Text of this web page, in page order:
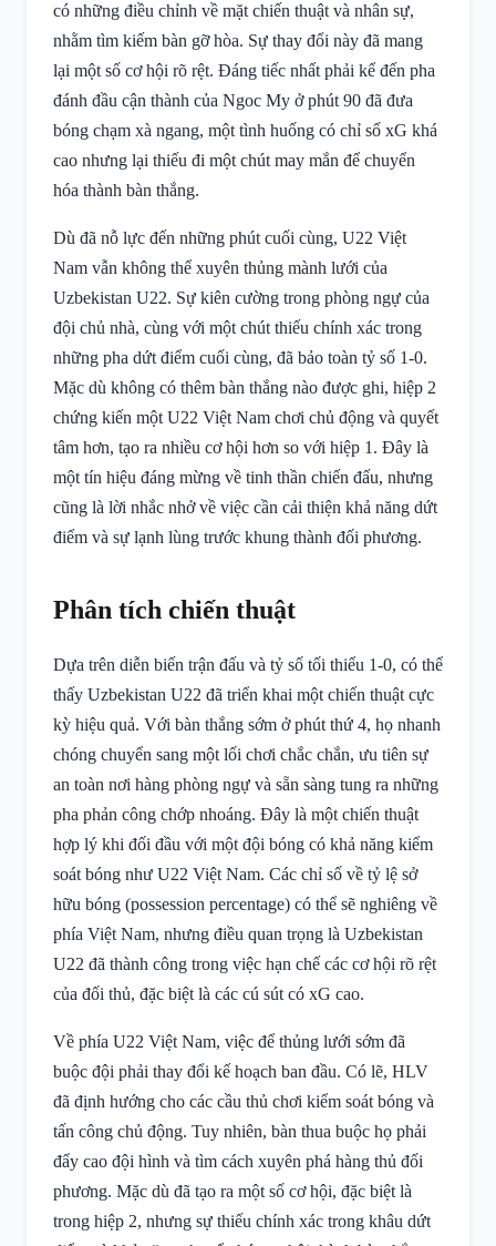
có những điều chỉnh về mặt chiến thuật và nhân sự,
nhằm tìm kiếm bàn gỡ hòa. Sự thay đổi này đã mang
lại một số cơ hội rõ rệt. Đáng tiếc nhất phải kể đến pha
đánh đầu cận thành của Ngoc My ở phút 90 đã đưa
bóng chạm xà ngang, một tình huống có chỉ số xG khá
cao nhưng lại thiếu đi một chút may mắn để chuyển
hóa thành bàn thắng.
Dù đã nỗ lực đến những phút cuối cùng, U22 Việt
Nam vẫn không thể xuyên thủng mành lưới của
Uzbekistan U22. Sự kiên cường trong phòng ngự của
đội chủ nhà, cùng với một chút thiếu chính xác trong
những pha dứt điểm cuối cùng, đã bảo toàn tỷ số 1-0.
Mặc dù không có thêm bàn thắng nào được ghi, hiệp 2
chứng kiến một U22 Việt Nam chơi chủ động và quyết
tâm hơn, tạo ra nhiều cơ hội hơn so với hiệp 1. Đây là
một tín hiệu đáng mừng về tinh thần chiến đấu, nhưng
cũng là lời nhắc nhở về việc cần cải thiện khả năng dứt
điểm và sự lạnh lùng trước khung thành đối phương.
Phân tích chiến thuật
Dựa trên diễn biến trận đấu và tỷ số tối thiểu 1-0, có thể
thấy Uzbekistan U22 đã triển khai một chiến thuật cực
kỳ hiệu quả. Với bàn thắng sớm ở phút thứ 4, họ nhanh
chóng chuyển sang một lối chơi chắc chắn, ưu tiên sự
an toàn nơi hàng phòng ngự và sẵn sàng tung ra những
pha phản công chớp nhoáng. Đây là một chiến thuật
hợp lý khi đối đầu với một đội bóng có khả năng kiểm
soát bóng như U22 Việt Nam. Các chỉ số về tỷ lệ sở
hữu bóng (possession percentage) có thể sẽ nghiêng về
phía Việt Nam, nhưng điều quan trọng là Uzbekistan
U22 đã thành công trong việc hạn chế các cơ hội rõ rệt
của đối thủ, đặc biệt là các cú sút có xG cao.
Về phía U22 Việt Nam, việc để thủng lưới sớm đã
buộc đội phải thay đổi kế hoạch ban đầu. Có lẽ, HLV
đã định hướng cho các cầu thủ chơi kiểm soát bóng và
tấn công chủ động. Tuy nhiên, bàn thua buộc họ phải
đẩy cao đội hình và tìm cách xuyên phá hàng thủ đối
phương. Mặc dù đã tạo ra một số cơ hội, đặc biệt là
trong hiệp 2, nhưng sự thiếu chính xác trong khâu dứt